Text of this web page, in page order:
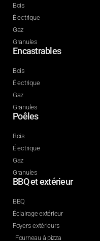
Bois
Électrique
Gaz
Granules
Encastrables
Bois
Électrique
Gaz
Granules
Poêles
Bois
Électrique
Gaz
Granules
BBQ et extérieur
BBQ
Éclairage extérieur
Foyers extérieurs
Fourneau à pizza